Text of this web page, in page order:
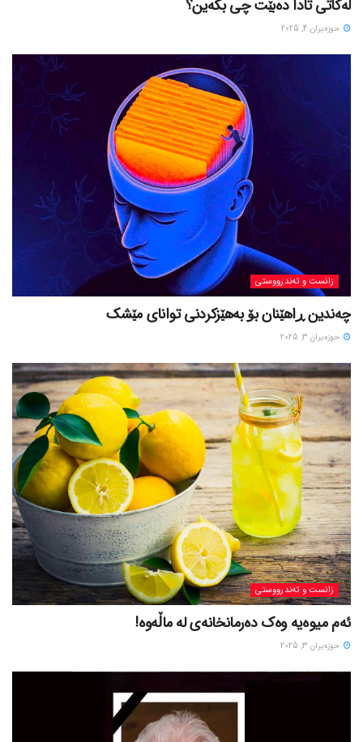
لەکاتی تادا دەبێت چی بکەین؟
حوزه‌یران 4, 2025
زانست و تەندرووستی
چەندین ڕاهێنان بۆ بەهێزکردنی توانای مێشک
حوزه‌یران 3, 2025
زانست و تەندرووستی
ئەم میوەیە وەک دەرمانخانەی لە ماڵەوە!
حوزه‌یران 3, 2025